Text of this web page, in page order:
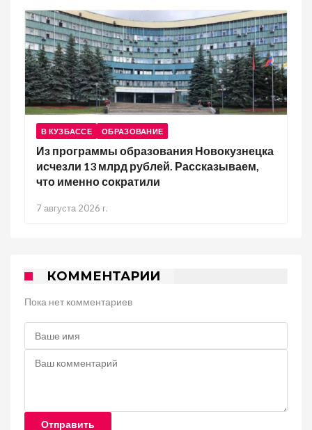
В КУЗБАССЕ ОБРАЗОВАНИЕ
Из программы образования Новокузнецка
исчезли 13 млрд рублей. Рассказываем,
что именно сократили
7 августа 2026 г.
КОММЕНТАРИИ
Пока нет комментариев
Отправить